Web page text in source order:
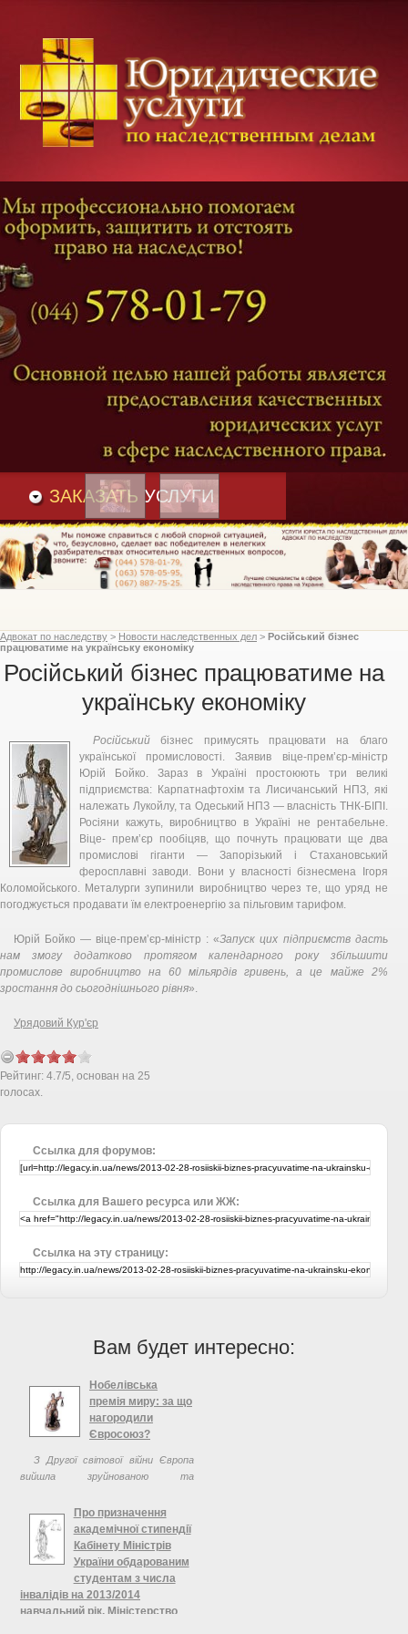
Категории дел
Наследование и Завещание
Оформление наследства
Оспаривание наследства
Адвокат наследственные дела
и Вакансии
ЗАКАЗАТЬ УСЛУГИ
Адвокат по наследству > Новости наследственных дел > Російський бізнес
працюватиме на українську економіку
Російський бізнес працюватиме на
українську економіку
Російський бізнес примусять працювати на благо
української промисловості. Заявив віце-прем’єр-міністр
Юрій Бойко. Зараз в Україні простоюють три великі
підприємства: Карпатнафтохім та Лисичанський НПЗ, які
належать Лукойлу, та Одеський НПЗ — власність ТНК-БІПІ.
Росіяни кажуть, виробництво в Україні не рентабельне.
Віце- прем’єр пообіцяв, що почнуть працювати ще два
промислові гіганти — Запорізький і Стахановський
феросплавні заводи. Вони у власності бізнесмена Ігоря
Коломойського. Металурги зупинили виробництво через те, що уряд не
погоджується продавати їм електроенергію за пільговим тарифом.
Юрій Бойко — віце-прем’єр-міністр : «Запуск цих підприємств дасть
нам змогу додатково протягом календарного року збільшити
промислове виробництво на 60 мільярдів гривень, а це майже 2%
зростання до сьогоднішнього рівня».
Урядовий Кур'єр
Рейтинг: 4.7/5, основан на 25
голосах.
Ссылка для форумов:
Ссылка для Вашего ресурса или ЖЖ:
Ссылка на эту страницу:
Вам будет интересно:
Нобелівська
премія миру: за що
нагородили
Євросоюз?
З Другої світової війни Європа
вийшла зруйнованою та
щось на кшталт Сполучених
Штатів Європи, ця ідея Вінстона
Черчілля в той час здаваласямайже
утопією.
Про призначення
академічної стипендії
Кабінету Міністрів
України обдарованим
студентам з числа
інвалідів на 2013/2014
навчальний рік, Міністерство